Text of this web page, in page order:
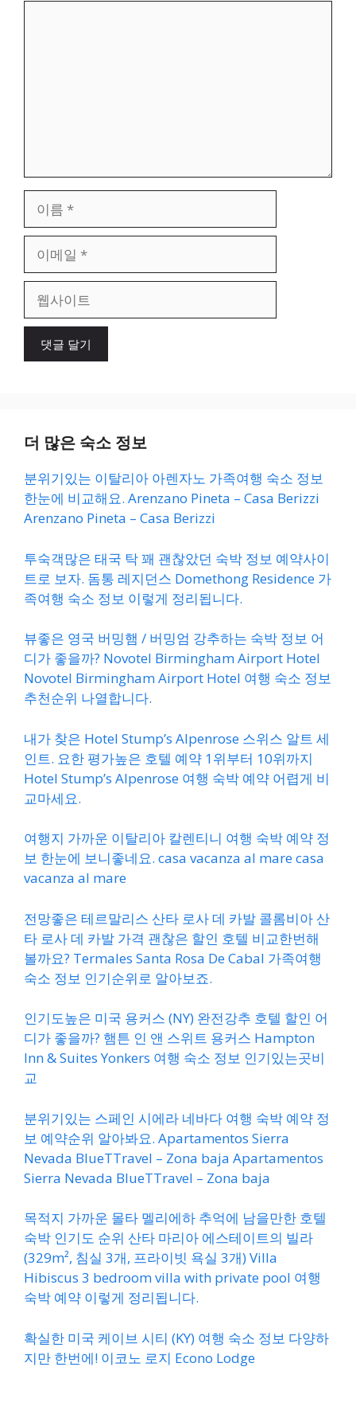
일
이
더 많은 숙소 정보
분위기있는 이탈리아 아렌자노 가족여행 숙소 정보
한눈에 비교해요. Arenzano Pineta – Casa Berizzi
Arenzano Pineta – Casa Berizzi
투숙객많은 태국 탁 꽤 괜찮았던 숙박 정보 예약사이
트로 보자. 돔통 레지던스 Domethong Residence 가
족여행 숙소 정보 이렇게 정리됩니다.
뷰좋은 영국 버밍햄 / 버밍엄 강추하는 숙박 정보 어
디가 좋을까? Novotel Birmingham Airport Hotel
Novotel Birmingham Airport Hotel 여행 숙소 정보
추천순위 나열합니다.
내가 찾은 Hotel Stump’s Alpenrose 스위스 알트 세
인트. 요한 평가높은 호텔 예약 1위부터 10위까지
Hotel Stump’s Alpenrose 여행 숙박 예약 어렵게 비
교마세요.
여행지 가까운 이탈리아 칼렌티니 여행 숙박 예약 정
보 한눈에 보니좋네요. casa vacanza al mare casa
vacanza al mare
전망좋은 테르말리스 산타 로사 데 카발 콜롬비아 산
타 로사 데 카발 가격 괜찮은 할인 호텔 비교한번해
볼까요? Termales Santa Rosa De Cabal 가족여행
숙소 정보 인기순위로 알아보죠.
인기도높은 미국 용커스 (NY) 완전강추 호텔 할인 어
디가 좋을까? 햄튼 인 앤 스위트 용커스 Hampton
Inn & Suites Yonkers 여행 숙소 정보 인기있는곳비
교
분위기있는 스페인 시에라 네바다 여행 숙박 예약 정
보 예약순위 알아봐요. Apartamentos Sierra
Nevada BlueTTravel – Zona baja Apartamentos
Sierra Nevada BlueTTravel – Zona baja
목적지 가까운 몰타 멜리에하 추억에 남을만한 호텔
숙박 인기도 순위 산타 마리아 에스테이트의 빌라
(329m², 침실 3개, 프라이빗 욕실 3개) Villa
Hibiscus 3 bedroom villa with private pool 여행
숙박 예약 이렇게 정리됩니다.
확실한 미국 케이브 시티 (KY) 여행 숙소 정보 다양하
지만 한번에! 이코노 로지 Econo Lodge